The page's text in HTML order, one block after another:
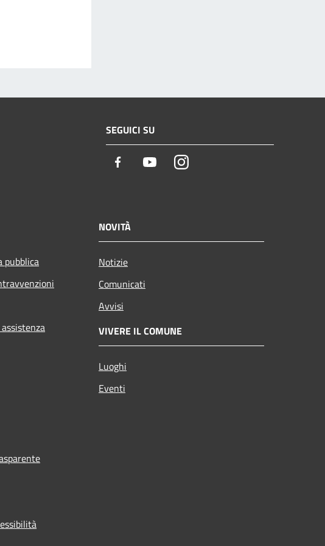
SEGUICI SU
Facebook YoutubeInstagram
pubblica
NOVITÀ
Notizie
Comunicati
Avvisi
VIVERE IL COMUNE
Luoghi
Eventi